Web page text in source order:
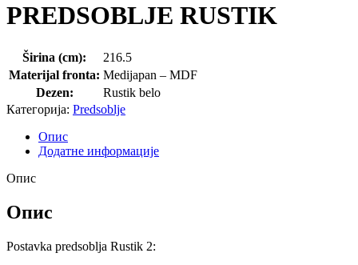
PREDSOBLJE RUSTIK
Širina (cm):
216.5
Materijal fronta: Medijapan – MDF
Dezen:
Rustik belo
Категорија: Predsoblje
Опис
Додатне информације
Опис
Опис
Postavka predsoblja Rustik 2: